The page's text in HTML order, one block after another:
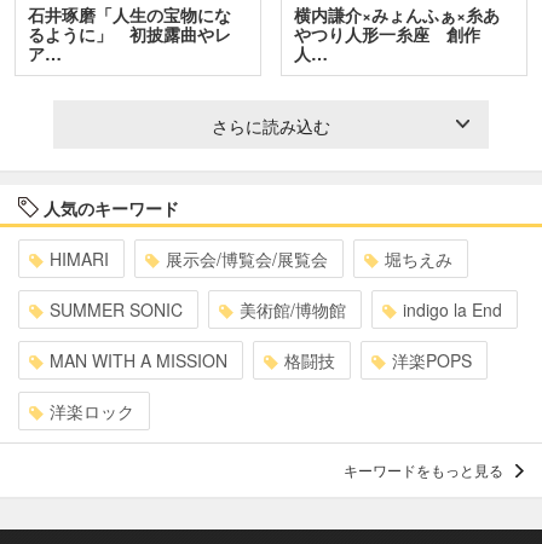
石井琢磨「人生の宝物にな
るように」 初披露曲やレ
ア…
横内謙介×みょんふぁ×糸あ
やつり人形一糸座 創作
人…
さらに読み込む
人気のキーワード
HIMARI 展示会/博覧会/展覧会 堀ちえみ
SUMMER SONIC 美術館/博物館 indigo la End
MAN WITH A MISSION 格闘技 洋楽POPS
洋楽ロック
キーワードをもっと見る